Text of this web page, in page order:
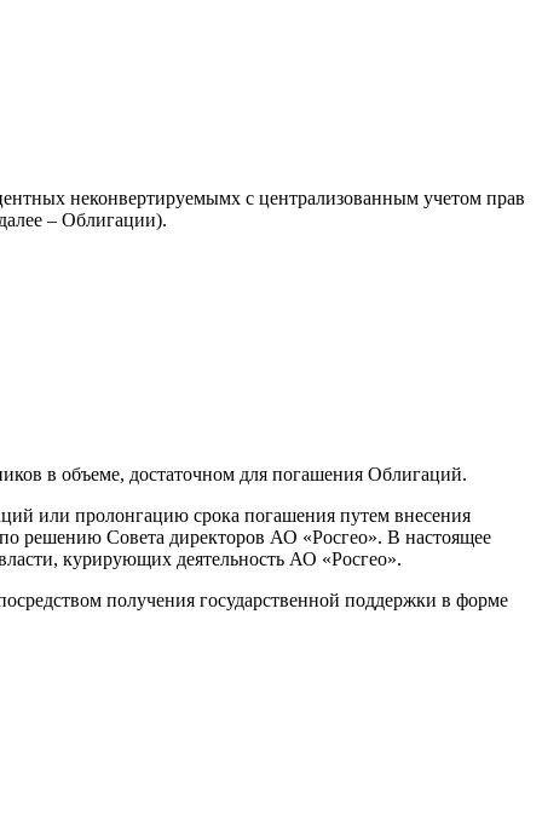
неконвертируемымх с централизованным учетом прав
– Облигации).
в объеме, достаточном для погашения Облигаций.
или пролонгацию срока погашения путем внесения
решению Совета директоров АО «Росгео». В настоящее
курирующих деятельность АО «Росгео».
получения государственной поддержки в форме